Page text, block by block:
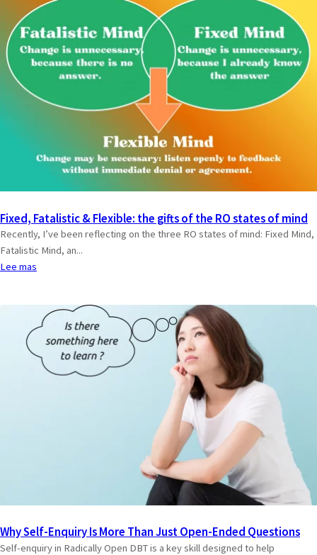
Fixed, Fatalistic & Flexible: the gifts of the RO states of mind
Recently, I’ve been reflecting on the three RO states of mind: Fixed Mind,
Fatalistic Mind, an...
Lee mas
Why Self-Enquiry Is More Than Just Open-Ended Questions
Self-enquiry in Radically Open DBT is a key skill designed to help